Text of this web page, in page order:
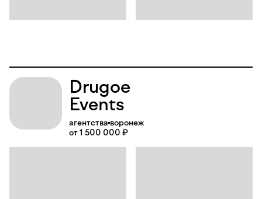
Drugoe
Events
агентства воронеж
от 1 500 000 ₽